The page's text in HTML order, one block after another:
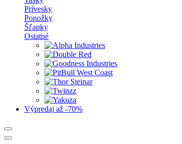
Prívesky
Ponožky
Šľapky
Ostatné
Výpredaj až -70%